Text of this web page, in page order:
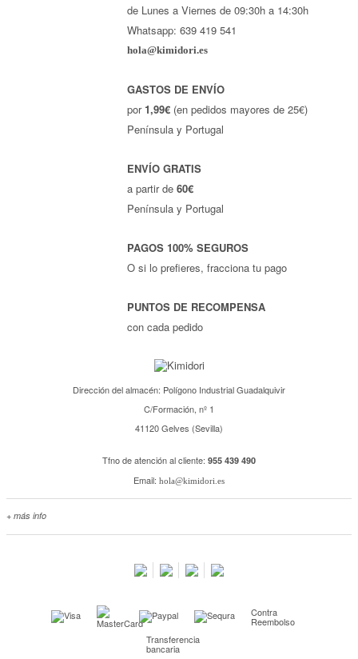
de Lunes a Viernes de 09:30h a 14:30h
Whatsapp: 639 419 541
hola@kimidori.es
GASTOS DE ENVÍO
por 1,99€ (en pedidos mayores de 25€)
Península y Portugal
ENVÍO GRATIS
a partir de60€
Península y Portugal
PAGOS 100% SEGUROS
O si lo prefieres, fracciona tu pago
PUNTOS DE RECOMPENSA
con cada pedido
Dirección del almacén: Polígono Industrial Guadalquivir
C/Formación, nº 1
41120 Gelves (Sevilla)
Tfno de atención al cliente: 955 439 490
Email: hola@kimidori.es
+ más info
Kimidori PRINT, nuestro servicio de impresión de fotos Contra
Reembolso
Transferencia
bancaria